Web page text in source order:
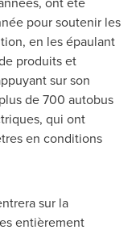
pour soutenir les
en les épaulant
produits et
sur son
de 700 autobus
qui ont
en conditions
sur la
entièrement